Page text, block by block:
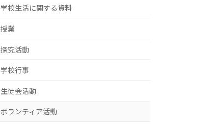
学校生活に関する資料
授業
探究活動
学校行事
生徒会活動
ボランティア活動